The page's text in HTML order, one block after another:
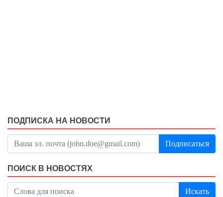
ПОДПИСКА НА НОВОСТИ
Подписаться
ПОИСК В НОВОСТЯХ
Искать